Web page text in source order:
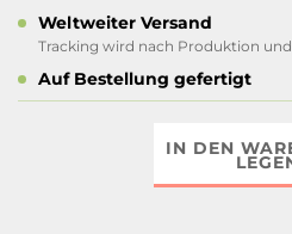
Weltweiter Versand
Tracking wird nach Produktion
Auf Bestellung gefertigt
IN DEN